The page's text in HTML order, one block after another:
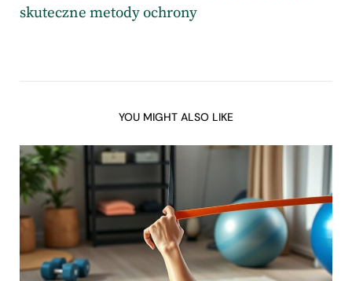
skuteczne metody ochrony
YOU MIGHT ALSO LIKE